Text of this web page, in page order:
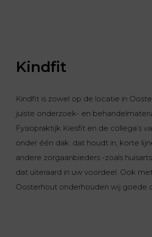
Kindfit
Kindfit is zowel op de locatie in
juiste onderzoek- en
Fysiopraktijk Kiesfit en de collega’s
onder één dak: dat houdt in, korte
andere zorgaanbieders -zoals
dat uiteraard in uw voordeel. Ook
Oosterhout onderhouden wij goede